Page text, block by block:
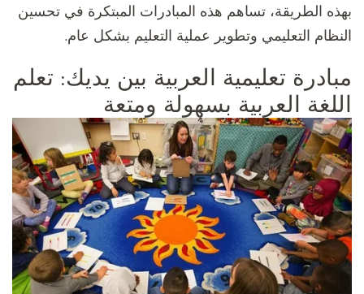
بهذه الطريقة، تساهم هذه المبادرات المبتكرة في تحسين
النظام التعليمي وتطوير عملية التعليم بشكل عام.
مبادرة تعليمية العربية بين يديك: تعلم
اللغة العربية بسهولة ومتعة